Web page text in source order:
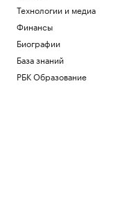
Технологии и медиа
Финансы
Биографии
База знаний
РБК Образование